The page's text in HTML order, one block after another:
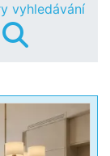
vyhledávání